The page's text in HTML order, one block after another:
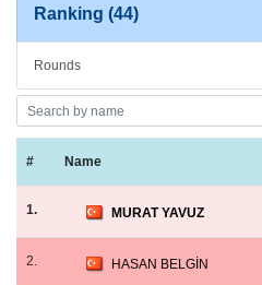
Ranking (44)
Rounds
# Name
1. MURAT YAVUZ
2. HASAN BELGİN